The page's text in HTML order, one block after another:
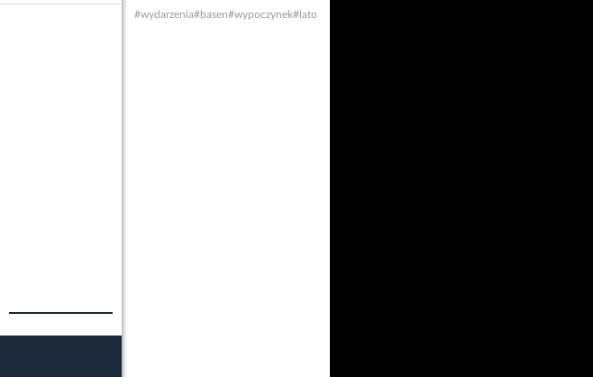
#wydarzenia#basen#wypoczynek#lato